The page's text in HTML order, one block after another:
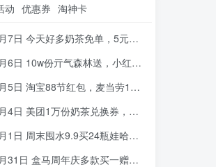
动 优惠券 淘神卡
多奶茶免单，5元农行省钱卡，京东抢0.01沪上，邮储5.88元等
森林送，小红书12元无门槛，中行电费30-10，0元柠檬水+0撸汉堡等
红包，麦当劳150万份柠檬水，三万份瑞幸免单，霸王9万份0.01券等
兑换券，农行5E卡，中行支付超给利，美团领18个冰激凌，小米每天领2-6元等等
买24瓶娃哈哈，建行100元京东券，移动5元话费，麦当劳甜筒，交行立减金等
庆多款买一赠一，饿了么拆红包，建行30立减金，农行领10元刷卡金等